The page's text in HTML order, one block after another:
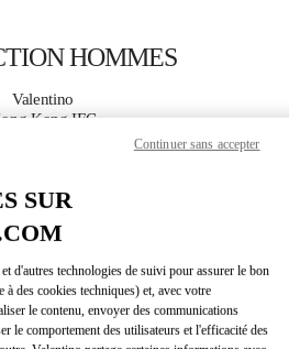
HOMMES
Valentino
Kong IFC
DE DÉTAILS
DES DIRECTIONSLINK
SUR
d'autres technologies de suivi pour assurer le bon
à des cookies techniques) et, avec votre
le contenu, envoyer des communications
le comportement des utilisateurs et l'efficacité des
Continuer sans accepter